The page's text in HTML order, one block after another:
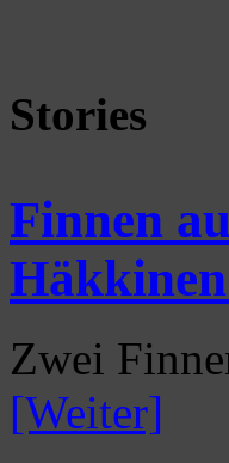
Stories
Finnen
Zwei
[Weiter]